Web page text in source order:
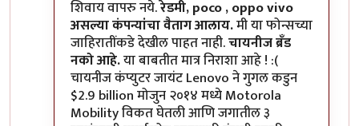
शिवाय वापरु नये.रेडमी, poco , oppo vivo
असल्या कंपन्यांचा वैताग आलाय.मी या फोन्सच्या
जाहिरातींकडे देखील पाहत नाही.चायनीज ब्रँड
नको आहे.या बाबतीत मात्र निराशा आहे ! :(
चायनीज कंप्युटर जायंट Lenovo ने गुगल कडुन
$2.9 billion मोजुन २०१४ मध्ये Motorola
Mobility विकत घेतली आणि जगातील ३